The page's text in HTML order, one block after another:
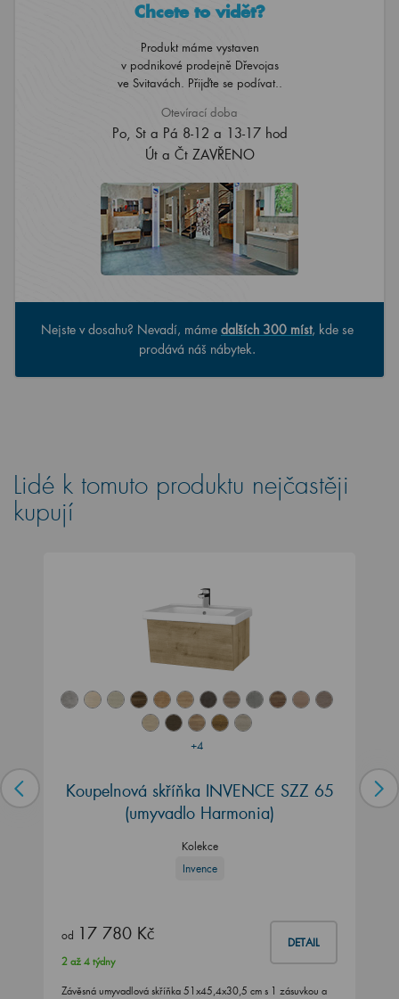
Chcete to vidět?
Produkt máme vystaven
v podnikové prodejně Dřevojas
ve Svitavách. Přijďte se podívat..
Otevírací doba
Po, St a Pá 8-12 a 13-17 hod
Út a Čt ZAVŘENO
Nejste v dosahu? Nevadí, máme dalších 300 míst, kde se
prodává náš nábytek.
Lidé k tomuto produktu nejčastěji
kupují
+4
Koupelnová skříňka INVENCE SZZ 65
(umyvadlo Harmonia)
Kolekce
Invence
od 17 780 Kč DETAIL
2 až 4 týdny
Závěsná umyvadlová skříňka 51x45,4x30,5 cm s 1 zásuvkou a